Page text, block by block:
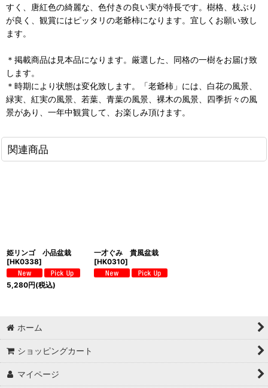
すく、唐紅色の綺麗な、色付きの良い実が特長です。樹格、枝ぶり
が良く、観賞にはピッタリの老爺柿になります。宜しくお願い致し
ます。
＊掲載商品は見本品になります。厳選した、同格の一樹をお届け致
します。
＊時期により状態は変化致します。「老爺柿」には、白花の風景、
緑実、紅実の風景、若葉、青葉の風景、裸木の風景、四季折々の風
景があり、一年中観賞して、お楽しみ頂けます。
関連商品
姫リンゴ 小品盆栽
[HK0338]
5,280円(税込)
一才ぐみ 貴風盆栽
[HK0310]
ホーム
ショッピングカート
マイページ